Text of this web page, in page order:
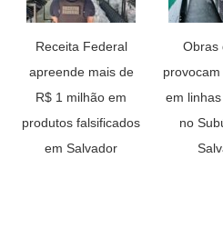
Receita Federal
apreende mais de
R$ 1 milhão em
produtos falsificados
em Salvador
Obras
em
no